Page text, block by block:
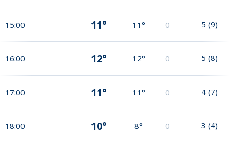
15:00 11° 11° 0 5 (9)
16:00 12° 12° 0 5 (8)
17:00 11° 11° 0 4 (7)
18:00 10° 8° 0 3 (4)